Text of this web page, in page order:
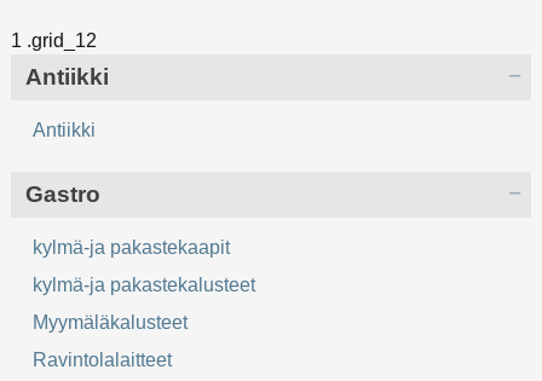
Antiikki
Antiikki
Gastro
kylmä-ja pakastekaapit
kylmä-ja pakastekalusteet
Myymäläkalusteet
Ravintolalaitteet